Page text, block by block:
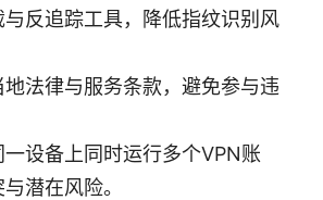
反追踪工具，降低指纹识别风
法律与服务条款，避免参与违
设备上同时运行多个VPN账
潜在风险。